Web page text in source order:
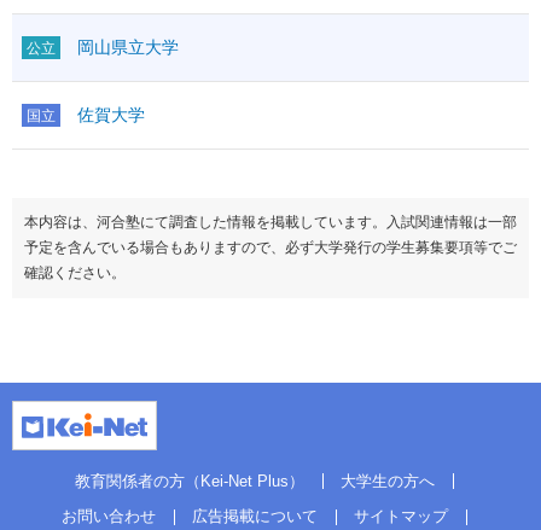
公立 岡山県立大学
国立 佐賀大学
本内容は、河合塾にて調査した情報を掲載しています。入試関連情報は一部
予定を含んでいる場合もありますので、必ず大学発行の学生募集要項等でご
確認ください。
教育関係者の方（Kei-Net Plus）
大学生の方へ
お問い合わせ
広告掲載について サイトマップ